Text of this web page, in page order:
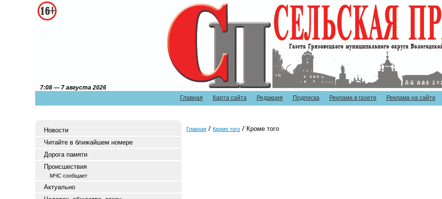
Главная Карта сайта Редакция Подписка Реклама в газете Реклама на сайте
7:08 — 7 августа 2026
Новости
Читайте в ближайшем номере
Дорога памяти
Происшествия
МЧС сообщает
Актуально
Главная Кроме того Кроме того